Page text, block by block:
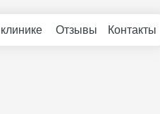
Контакты
Отзывы